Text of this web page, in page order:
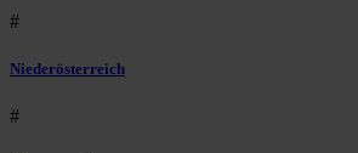
#
Niederösterreich
#